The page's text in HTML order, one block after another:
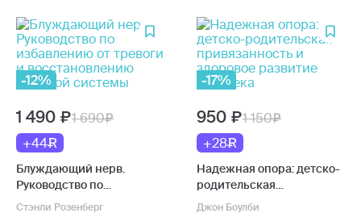
-12%
1 490
1 690
+44
Блуждающий нерв.
Руководство по
избавлению от тревоги и
Стэнли Розенберг
-17%
950
1 150
+28
Надежная опора: детско-
родительская
привязанность и
Джон Боулби